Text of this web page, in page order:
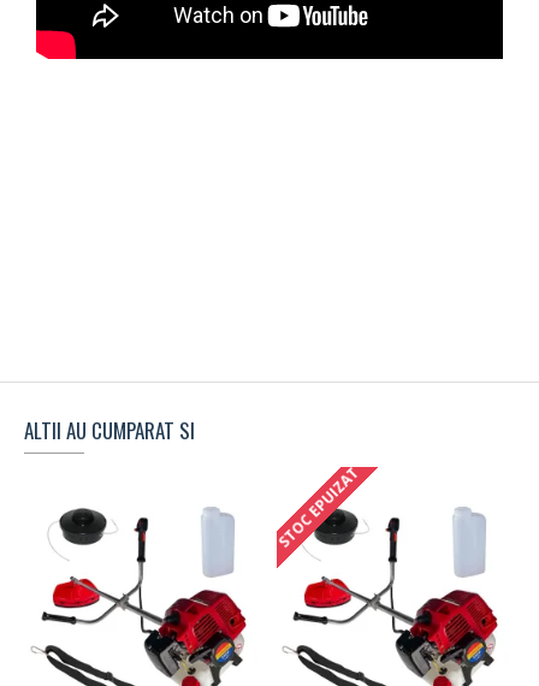
ALTII AU CUMPARAT SI
STOC EPUIZAT